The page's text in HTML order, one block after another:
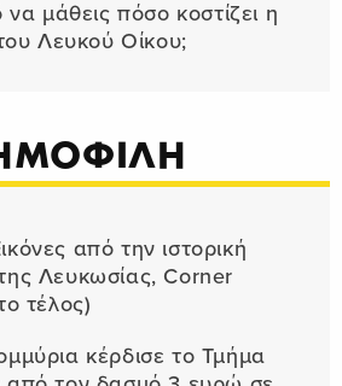
να μάθεις πόσο κοστίζει η
Λευκού Οίκου;
από την ιστορική
Λευκωσίας, Corner
τέλος)
κέρδισε το Τμήμα